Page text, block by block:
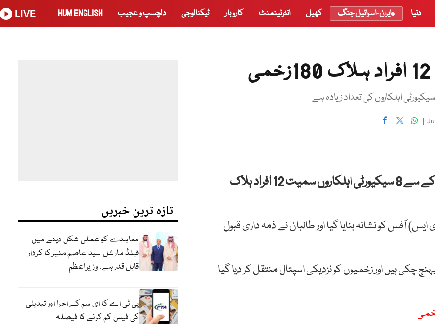
دنیا ایران-اسرائیل جنگ کھیل انٹرٹینمنٹ کاروبار ٹیکنالوجی دلچسپ و عجیب HUM ENGLISH
LIVE
اہلکاروں کی تعداد زیادہ ہے
|
غزنی: افغانستان کے صوبےغزنی میں کار بم دھماکے سے 8 سیکیورٹی اہلکاروں سمیت 12 افراد ہلاک
آفس کو نشانہ بنایا گیا اور طالبان نے ذمہ داری قبول
چکی ہیں اور زخمیوں کو نزدیکی اسپتال منتقل کر دیا گیا
تازہ ترین خبریں
معاہدے کو عملی شکل دینے میں
فیلڈ مارشل سید عاصم منیر کا کردار
قابل قدر ہے، وزیراعظم
پی ٹی اے کا ای سم کے اجرا اور تبدیلی
کی فیس کم کرنے کا فیصلہ